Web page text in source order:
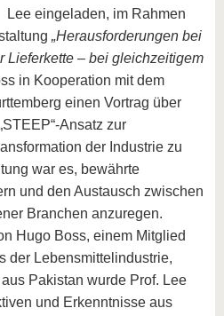
Lee eingeladen, im Rahmen
„Herausforderungen bei
Lieferkette – bei gleichzeitigem
in Kooperation mit dem
einen Vortrag über
Ansatz zur
der Industrie zu
war es, bewährte
und den Austausch zwischen
Branchen anzuregen.
Hugo Boss, einem Mitglied
der Lebensmittelindustrie,
Pakistan wurde Prof. Lee
und Erkenntnisse aus